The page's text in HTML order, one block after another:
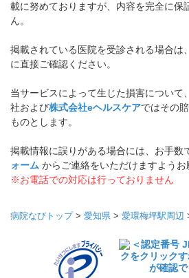
載に努めておりますが、内容を完全に保
ん。
掲載されている医院を受診される場合は
に直接ご確認ください。
当サービスによって生じた損害について
社および株式会社eヘルスケアではその
ものとします。
掲載情報に誤りがある場合には、お手数
ォーム からご連絡をいただけますようお
※お電話での対応は行っておりません
病院なびトップ> 愛知県 > 愛環梅坪駅周辺